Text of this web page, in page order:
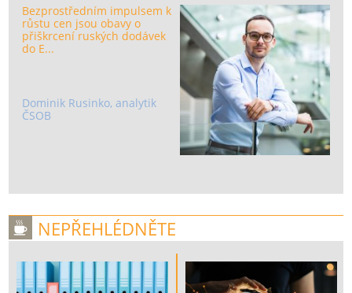
Bezprostředním impulsem k
růstu cen jsou obavy o
přiškrcení ruských dodávek
do E...
Dominik Rusinko, analytik
ČSOB
NEPŘEHLÉDNĚTE